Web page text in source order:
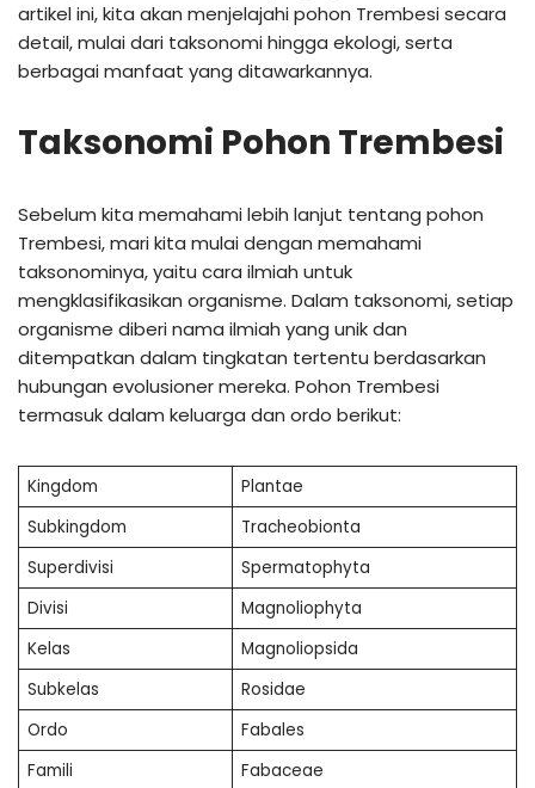
artikel ini, kita akan menjelajahi pohon Trembesi secara
detail, mulai dari taksonomi hingga ekologi, serta
berbagai manfaat yang ditawarkannya.
Taksonomi Pohon Trembesi
Sebelum kita memahami lebih lanjut tentang pohon
Trembesi, mari kita mulai dengan memahami
taksonominya, yaitu cara ilmiah untuk
mengklasifikasikan organisme. Dalam taksonomi, setiap
organisme diberi nama ilmiah yang unik dan
ditempatkan dalam tingkatan tertentu berdasarkan
hubungan evolusioner mereka. Pohon Trembesi
termasuk dalam keluarga dan ordo berikut:
Kingdom
Plantae
Subkingdom
Tracheobionta
Superdivisi
Spermatophyta
Divisi
Magnoliophyta
Kelas
Magnoliopsida
Subkelas
Rosidae
Ordo
Fabales
Famili
Fabaceae